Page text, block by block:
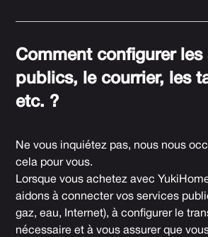
Comment configurer les
publics, le courrier, les
etc. ?
Ne vous inquiétez pas, nous nous
cela pour vous.
Lorsque vous achetez avec
aidons à connecter vos services
gaz, eau, Internet), à configurer le
nécessaire et à vous assurer que